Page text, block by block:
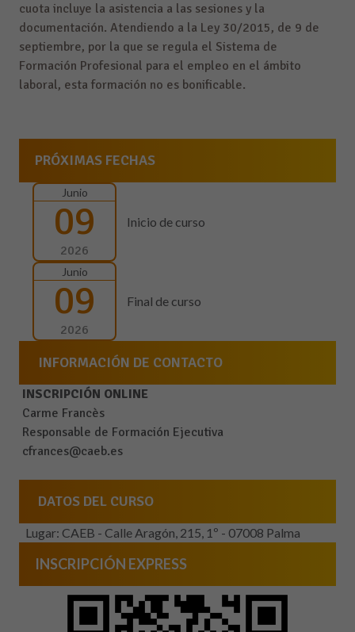
PRÓXIMAS FECHAS
Junio
09
2026
Inicio de curso
Junio
09
2026
Final de curso
INFORMACIÓN DE CONTACTO
INSCRIPCIÓN ONLINE
Carme Francès
Responsable de Formación Ejecutiva
cfrances@caeb.es
DATOS DEL CURSO
Lugar: CAEB - Calle Aragón, 215, 1º - 07008 Palma
INSCRIPCIÓN EXPRESS
cuota incluye la asistencia a las sesiones y la
documentación. Atendiendo a la Ley 30/2015, de 9 de
septiembre, por la que se regula el Sistema de
Formación Profesional para el empleo en el ámbito
laboral, esta formación no es bonificable.